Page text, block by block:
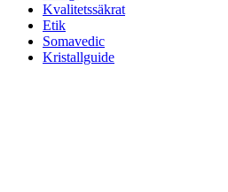
Kvalitetssäkrat
Etik
Somavedic
Kristallguide